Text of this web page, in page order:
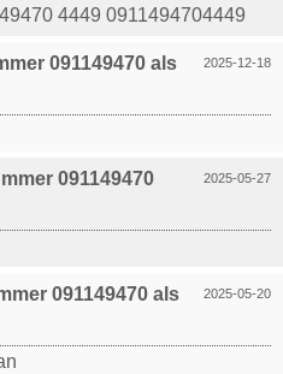
4449 0911494704449
2025-12-18
091149470 als
2025-05-27
091149470
2025-05-20
091149470 als